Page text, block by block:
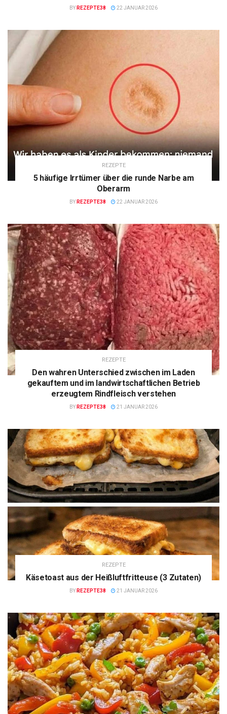
BY REZEPTE38 22 JANUAR 2026
REZEPTE
5 häufige Irrtümer über die runde Narbe am
Oberarm
BY REZEPTE38 22 JANUAR 2026
REZEPTE
Den wahren Unterschied zwischen im Laden
gekauftem und im landwirtschaftlichen Betrieb
erzeugtem Rindfleisch verstehen
BY REZEPTE38 21 JANUAR 2026
REZEPTE
Käsetoast aus der Heißluftfritteuse (3 Zutaten)
BY REZEPTE38 21 JANUAR 2026